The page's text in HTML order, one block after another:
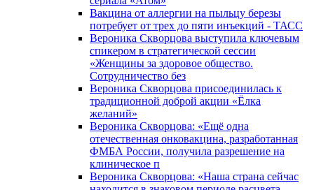
Вакцина от аллергии на пыльцу березы
потребует от трех до пяти инъекций - ТАСС
Вероника Скворцова выступила ключевым
спикером в стратегической сессии
«Женщины за здоровое общество.
Сотрудничество без
Вероника Скворцова присоединилась к
традиционной доброй акции «Ёлка
желаний»
Вероника Скворцова: «Ещё одна
отечественная онковакцина, разработанная
ФМБА России, получила разрешение на
клиническое п
Вероника Скворцова: «Наша страна сейчас